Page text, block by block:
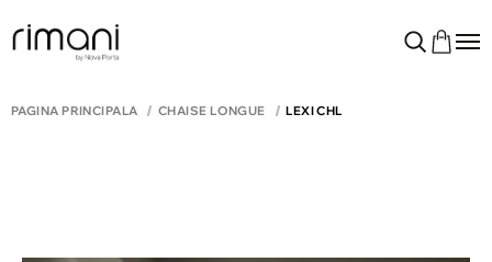
PAGINA PRINCIPALĂ CHAISE LONGUE LEXI CHL